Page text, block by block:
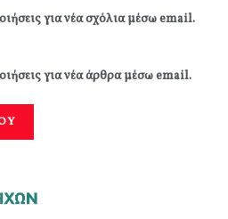
για νέα σχόλια μέσω email.
για νέα άρθρα μέσω email.